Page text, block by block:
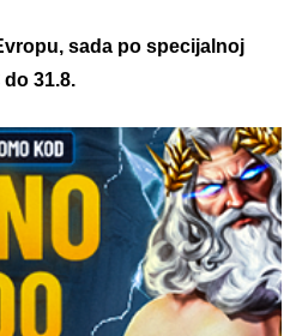
sada po specijalnoj
31.8.